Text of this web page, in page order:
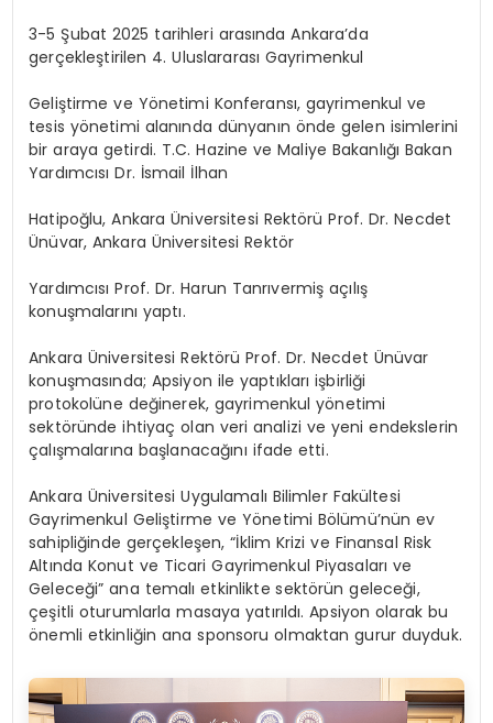
3-5 Şubat 2025 tarihleri arasında Ankara’da
gerçekleştirilen 4. Uluslararası Gayrimenkul
Geliştirme ve Yönetimi Konferansı, gayrimenkul ve
tesis yönetimi alanında dünyanın önde gelen isimlerini
bir araya getirdi. T.C. Hazine ve Maliye Bakanlığı Bakan
Yardımcısı Dr. İsmail İlhan
Hatipoğlu, Ankara Üniversitesi Rektörü Prof. Dr. Necdet
Ünüvar, Ankara Üniversitesi Rektör
Yardımcısı Prof. Dr. Harun Tanrıvermiş açılış
konuşmalarını yaptı.
Ankara Üniversitesi Rektörü Prof. Dr. Necdet Ünüvar
konuşmasında; Apsiyon ile yaptıkları işbirliği
protokolüne değinerek, gayrimenkul yönetimi
sektöründe ihtiyaç olan veri analizi ve yeni endekslerin
çalışmalarına başlanacağını ifade etti.
Ankara Üniversitesi Uygulamalı Bilimler Fakültesi
Gayrimenkul Geliştirme ve Yönetimi Bölümü’nün ev
sahipliğinde gerçekleşen, “İklim Krizi ve Finansal Risk
Altında Konut ve Ticari Gayrimenkul Piyasaları ve
Geleceği” ana temalı etkinlikte sektörün geleceği,
çeşitli oturumlarla masaya yatırıldı. Apsiyon olarak bu
önemli etkinliğin ana sponsoru olmaktan gurur duyduk.